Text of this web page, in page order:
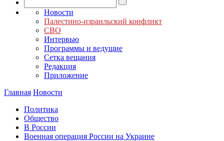
Новости
Палестино-израильский конфликт
СВО
Интервью
Программы и ведущие
Сетка вещания
Редакция
Приложение
Главная Новости
Политика
Общество
В России
Военная операция России на Украине